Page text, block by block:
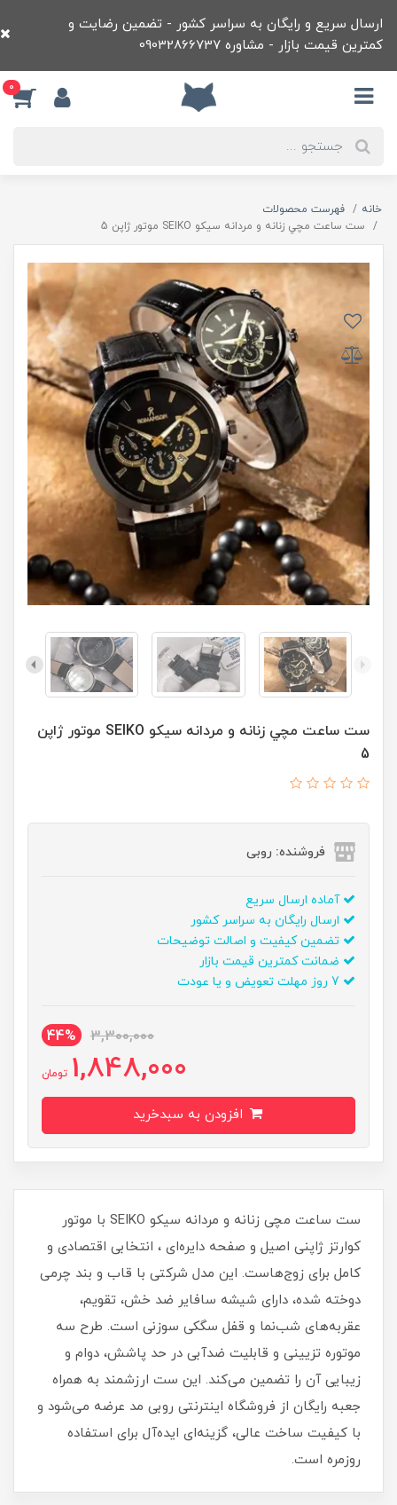
ارسال سریع و رایگان به سراسر کشور - تضمین رضایت و
کمترین قیمت بازار - مشاوره 09032866737
0
خانه
فهرست محصولات
ست ساعت مچي زنانه و مردانه سيکو SEIKO موتور ژاپن 5
ست ساعت مچي زنانه و مردانه سيکو SEIKO موتور ژاپن
5
فروشنده: روبی
آماده ارسال سریع
ارسال رایگان به سراسر کشور
تضمین کیفیت و اصالت توضیحات
ضمانت کمترین قیمت بازار
3,300,000
44%
1,848,000 تومان
ست ساعت مچی زنانه و مردانه سیکو SEIKO با موتور
کوارتز ژاپنی اصیل و صفحه دایره‌ای ، انتخابی اقتصادی و
کامل برای زوج‌هاست. این مدل شرکتی با قاب و بند چرمی
دوخته شده، دارای شیشه سافایر ضد خش، تقویم،
عقربه‌های شب‌نما و قفل سگکی سوزنی است. طرح سه
موتوره تزیینی و قابلیت ضدآبی در حد پاشش، دوام و
زیبایی آن را تضمین می‌کند. این ست ارزشمند به همراه
جعبه رایگان از فروشگاه اینترنتی روبی مد عرضه می‌شود و
با کیفیت ساخت عالی، گزینه‌ای ایده‌آل برای استفاده
روزمره است.